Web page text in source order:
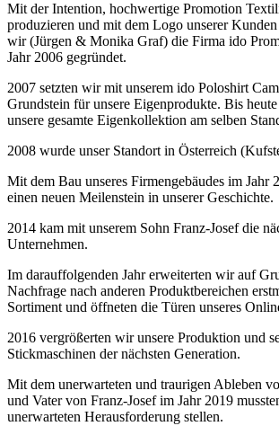
Mit der Intention, hochwertige Promotion
produzieren und mit dem Logo unserer
wir (Jürgen & Monika Graf) die Firma ido
Jahr 2006 gegründet.
2007 setzten wir mit unserem ido Poloshirt
Grundstein für unsere Eigenprodukte. Bis
unsere gesamte Eigenkollektion am selben
2008 wurde unser Standort in Österreich
Mit dem Bau unseres Firmengebäudes im Jahr
einen neuen Meilenstein in unserer Geschichte.
2014 kam mit unserem Sohn Franz-Josef die
Unternehmen.
Im darauffolgenden Jahr erweiterten wir auf
Nachfrage nach anderen Produktbereichen
Sortiment und öffneten die Türen unseres
2016 vergrößerten wir unsere Produktion und
Stickmaschinen der nächsten Generation.
Mit dem unerwarteten und traurigen Ableben
und Vater von Franz-Josef im Jahr 2019
unerwarteten Herausforderung stellen.